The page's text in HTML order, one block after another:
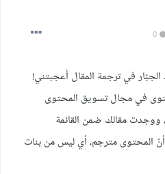
في ترجمة المقال أعجبتني!
في مجال تسويق المحتوى
باللغة العربية في Buzzsumo، ووجدت مقالك ضمن القائمة
أنّ المحتوى مترجم، أي ليس من بنات